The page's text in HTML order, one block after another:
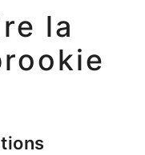
la